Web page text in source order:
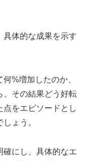
具体的な成果を示す
%増加したのか、
、その結果どう好転
点をエピソードとし
ょう。
確にし、具体的なエ